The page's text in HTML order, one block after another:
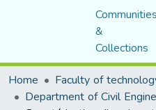
Communities
&
Collections
Home
Faculty of